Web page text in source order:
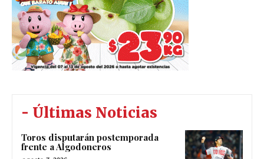
- Últimas Noticias
Toros disputarán postemporada
frente a Algodoneros